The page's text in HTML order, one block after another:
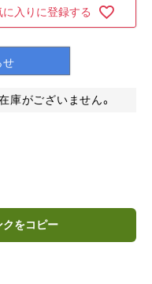
に入りに登録する
せ
庫がございません。
クをコピー